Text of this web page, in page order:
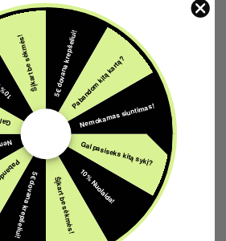
pakuotės
Candy
Strong
prekės
5€ dovana krepšeliui!Pabandom kitą kartą?
Nemokamas siuntimas!
Gal pasiseks kitą sykį?
10% Nuolaida!
Šįkart be sėkmės!
5€ dovana krepšeliui!
Šįkart be sėkmės!